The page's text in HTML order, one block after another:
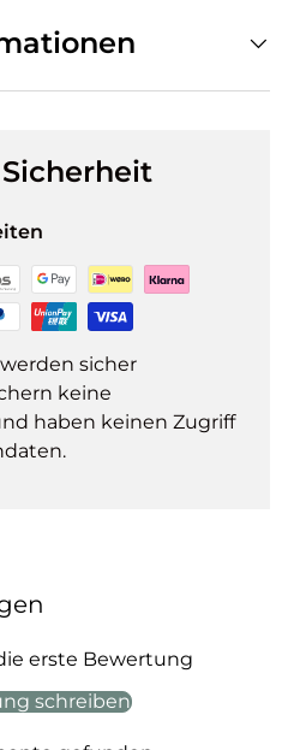
sicher
keine
haben keinen Zugriff
erste Bewertung
schreiben